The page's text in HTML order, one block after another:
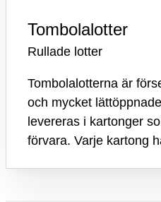
Tombolalotter
Rullade lotter
Tombolalotterna är
och mycket
levereras i kartonger
förvara. Varje kartong